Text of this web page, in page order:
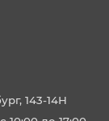
143-14Н